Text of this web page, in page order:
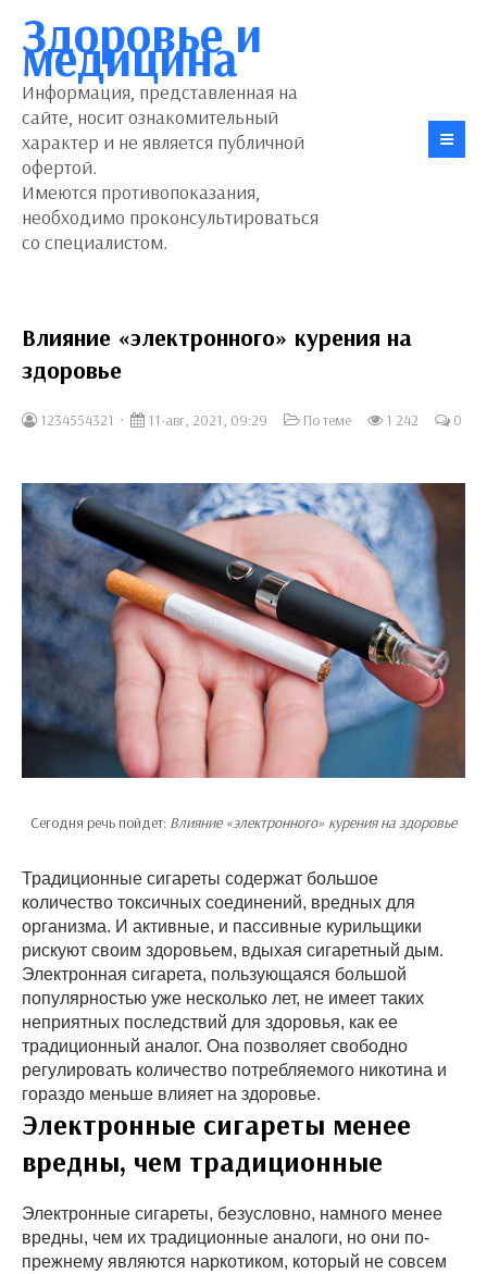
Здоровье и
медицина
Информация, представленная на
сайте, носит ознакомительный
характер и не является публичной
офертой.
Имеются противопоказания,
необходимо проконсультироваться
со специалистом.
Влияние «электронного» курения на
здоровье
1234554321 11-авг, 2021, 09:29 По теме 1 242 0
Сегодня речь пойдет: Влияние «электронного» курения на здоровье
Традиционные сигареты содержат большое
количество токсичных соединений, вредных для
организма. И активные, и пассивные курильщики
рискуют своим здоровьем, вдыхая сигаретный дым.
Электронная сигарета, пользующаяся большой
популярностью уже несколько лет, не имеет таких
неприятных последствий для здоровья, как ее
традиционный аналог. Она позволяет свободно
регулировать количество потребляемого никотина и
гораздо меньше влияет на здоровье.
Электронные сигареты менее
вредны, чем традиционные
Электронные сигареты, безусловно, намного менее
вредны, чем их традиционные аналоги, но они по-
прежнему являются наркотиком, который не совсем